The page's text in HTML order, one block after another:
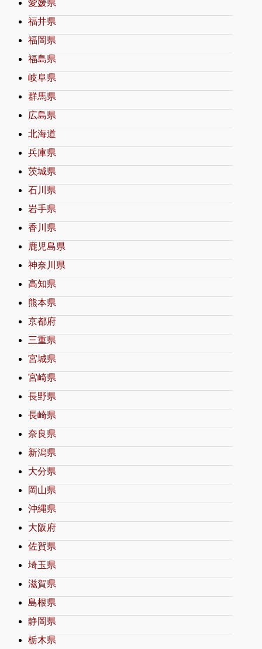
愛媛県
福井県
福岡県
福島県
岐阜県
群馬県
広島県
北海道
兵庫県
茨城県
石川県
岩手県
香川県
鹿児島県
神奈川県
高知県
熊本県
京都府
三重県
宮城県
宮崎県
長野県
長崎県
奈良県
新潟県
大分県
岡山県
沖縄県
大阪府
佐賀県
埼玉県
滋賀県
島根県
静岡県
栃木県